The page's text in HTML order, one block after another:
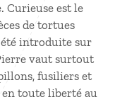
Curieuse est le
de tortues
été introduite sur
vaut surtout
fusiliers et
en toute liberté au